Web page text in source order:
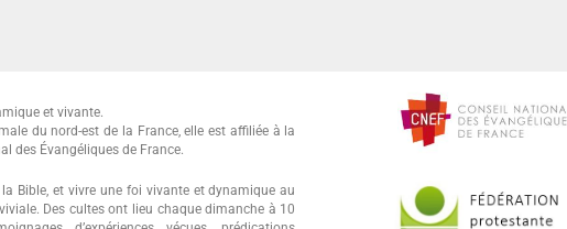
et vivante.
du nord-est de la France, elle est affiliée à la
des Évangéliques de France.
Bible, et vivre une foi vivante et dynamique au
Des cultes ont lieu chaque dimanche à 10